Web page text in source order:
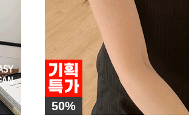
50%